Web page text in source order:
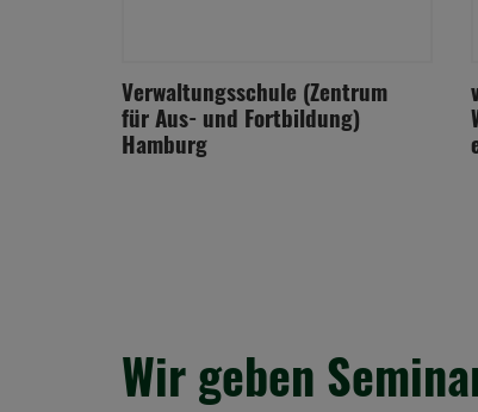
Verwaltungsschule (Zentrum
für Aus- und Fortbildung)
Hamburg
Wir geben